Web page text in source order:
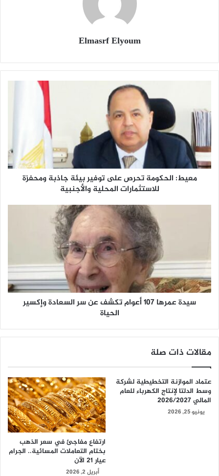
Elmasrf Elyoum
معيط: الحكومة تحرص على توفير بيئة جاذبة ومحفزة
للاستثمارات المحلية والأجنبية
سيدة عمرها 107 أعوام تكشف عن سر السعادة وإكسير
الحياة
مقالات ذات صلة
عتماد الموازنة التخطيطية لشركة
وسط الدلتا لإنتاج الكهرباء للعام
المالي 2026/2027
يونيو 25, 2026
ارتفاع مفاجئ في سعر الذهب
بختام التعاملات المسائية.. الجرام
عيار 21 الآن
أبريل 2, 2026